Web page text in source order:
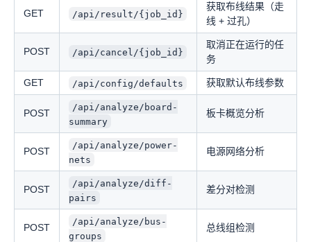
GET /api/result/{job_id}
获取布线结果（走
线 + 过孔）
POST /api/cancel/{job_id}
取消正在运行的任
务
GET /api/config/defaults 获取默认布线参数
POST
/api/analyze/board-
summary
板卡概览分析
POST
/api/analyze/power-
nets
电源网络分析
POST
/api/analyze/diff-
pairs
差分对检测
POST
/api/analyze/bus-
groups
总线组检测